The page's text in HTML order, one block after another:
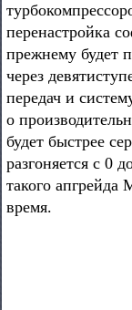
перенастройка
прежнему будет
через
передач и
о
будет быстрее
разгоняется с 0
такого
время.